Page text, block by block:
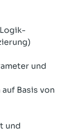
und
Basis von
und